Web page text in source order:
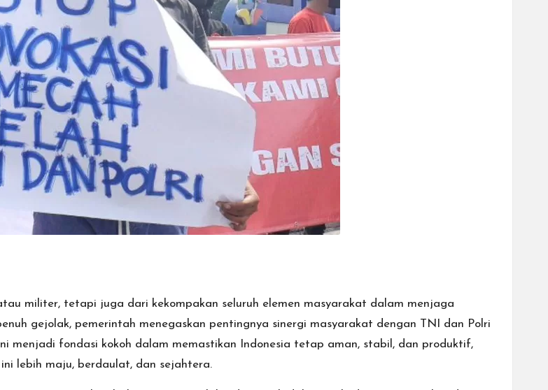
militer, tetapi juga dari kekompakan seluruh elemen masyarakat dalam menjaga
gejolak, pemerintah menegaskan pentingnya sinergi masyarakat dengan TNI dan Polri
menjadi fondasi kokoh dalam memastikan Indonesia tetap aman, stabil, dan produktif,
lebih maju, berdaulat, dan sejahtera.